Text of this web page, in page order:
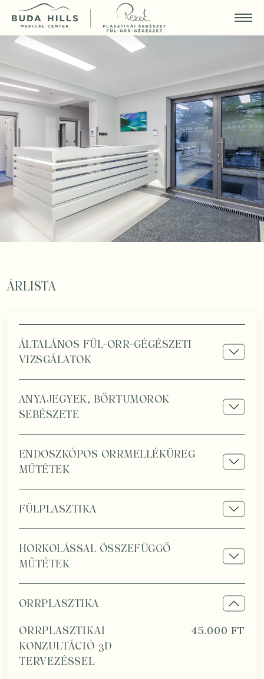
ÁRLISTA
ÁLTALÁNOS FÜL-ORR-GÉGÉSZETI
VIZSGÁLATOK
ANYAJEGYEK, BŐRTUMOROK
SEBÉSZETE
ENDOSZKÓPOS ORRMELLÉKÜREG
MŰTÉTEK
FÜLPLASZTIKA
HORKOLÁSSAL ÖSSZEFÜGGŐ
MŰTÉTEK
ORRPLASZTIKA
ORRPLASZTIKAI
KONZULTÁCIÓ 3D
TERVEZÉSSEL
45.000 FT